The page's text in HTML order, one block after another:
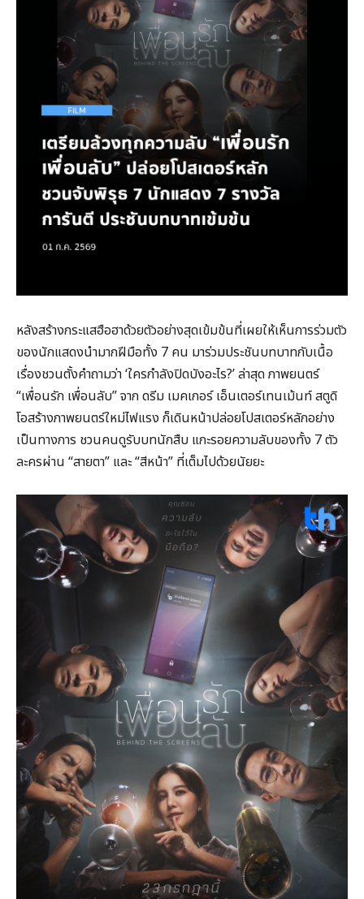
หลังสร้างกระแสฮือฮาด้วยตัวอย่างสุดเข้มข้นที่เผยให้เห็นการร่วมตัว
ของนักแสดงนำมากฝีมือทั้ง 7 คน มาร่วมประชันบทบาทกับเนื้อ
เรื่องชวนตั้งคำถามว่า ‘ใครกำลังปิดบังอะไร?’ ล่าสุด ภาพยนตร์
“เพื่อนรัก เพื่อนลับ” จาก ดรีม เมคเกอร์ เอ็นเตอร์เทนเม้นท์ สตูดิ
โอสร้างภาพยนตร์ใหม่ไฟแรง ก็เดินหน้าปล่อยโปสเตอร์หลักอย่าง
เป็นทางการ ชวนคนดูรับบทนักสืบ แกะรอยความลับของทั้ง 7 ตัว
ละครผ่าน “สายตา” และ “สีหน้า” ที่เต็มไปด้วยนัยยะ